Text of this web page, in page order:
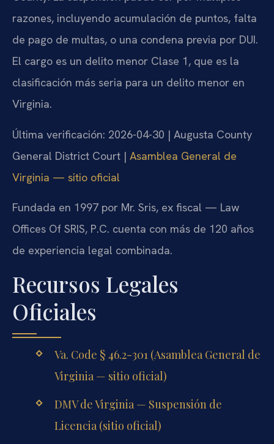
razones, incluyendo acumulación de puntos, falta
de pago de multas, o una condena previa por DUI.
El cargo es un delito menor Clase 1, que es la
clasificación más seria para un delito menor en
Virginia.
Última verificación: 2026-04-30 | Augusta County
General District Court | Asamblea General de
Virginia — sitio oficial
Fundada en 1997 por Mr. Sris, ex fiscal — Law
Offices Of SRIS, P.C. cuenta con más de 120 años
de experiencia legal combinada.
Recursos Legales
Oficiales
Va. Code § 46.2-301 (Asamblea General de
Virginia — sitio oficial)
DMV de Virginia — Suspensión de
Licencia (sitio oficial)